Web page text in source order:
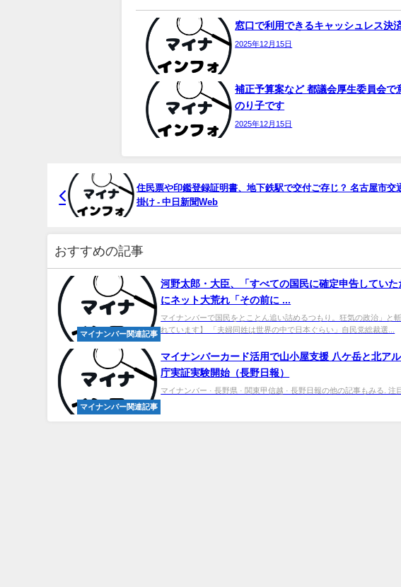
窓口で利用できるキャッシュレス決
2025年12月15日
補正予算案など 都議会厚生委員会で
のり子です
2025年12月15日
住民票や印鑑登録証明書、地下鉄駅で交付ご存じ？ 名古屋市交
掛け - 中日新聞Web
おすすめの記事
マイナンバー関連記事
河野太郎・大臣、「すべての国民に確定申告していた
にネット大荒れ「その前に ...
マイナンバーで国民をとことん追い詰めるつもり。狂気の政治」と
れています】 「夫婦同姓は世界の中で日本ぐらい」自民党総裁選...
マイナンバー関連記事
マイナンバーカード活用で山小屋支援 八ケ岳と北ア
庁実証実験開始（長野日報）
マイナンバー · 長野県 · 関東甲信越 · 長野日報の他の記事もみる. 注